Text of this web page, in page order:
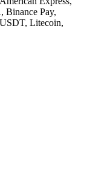
Binance Pay,
Litecoin,